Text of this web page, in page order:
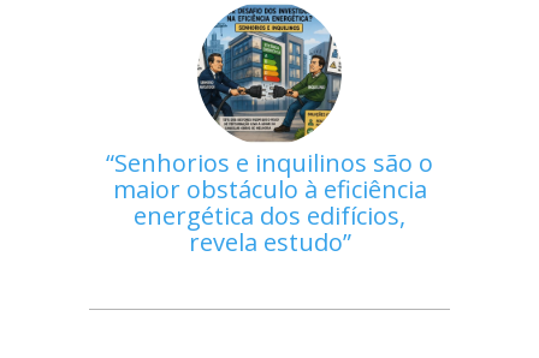
Senhorios e inquilinos são o
maior obstáculo à eficiência
energética dos edifícios,
revela estudo